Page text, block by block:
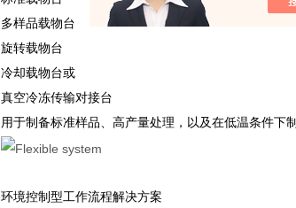
多样品载物台
旋转载物台
冷却载物台或
真空冷冻传输对接台
用于制备标准样品、高产量处理，以及在低温条件下
环境控制型工作流程解决方案